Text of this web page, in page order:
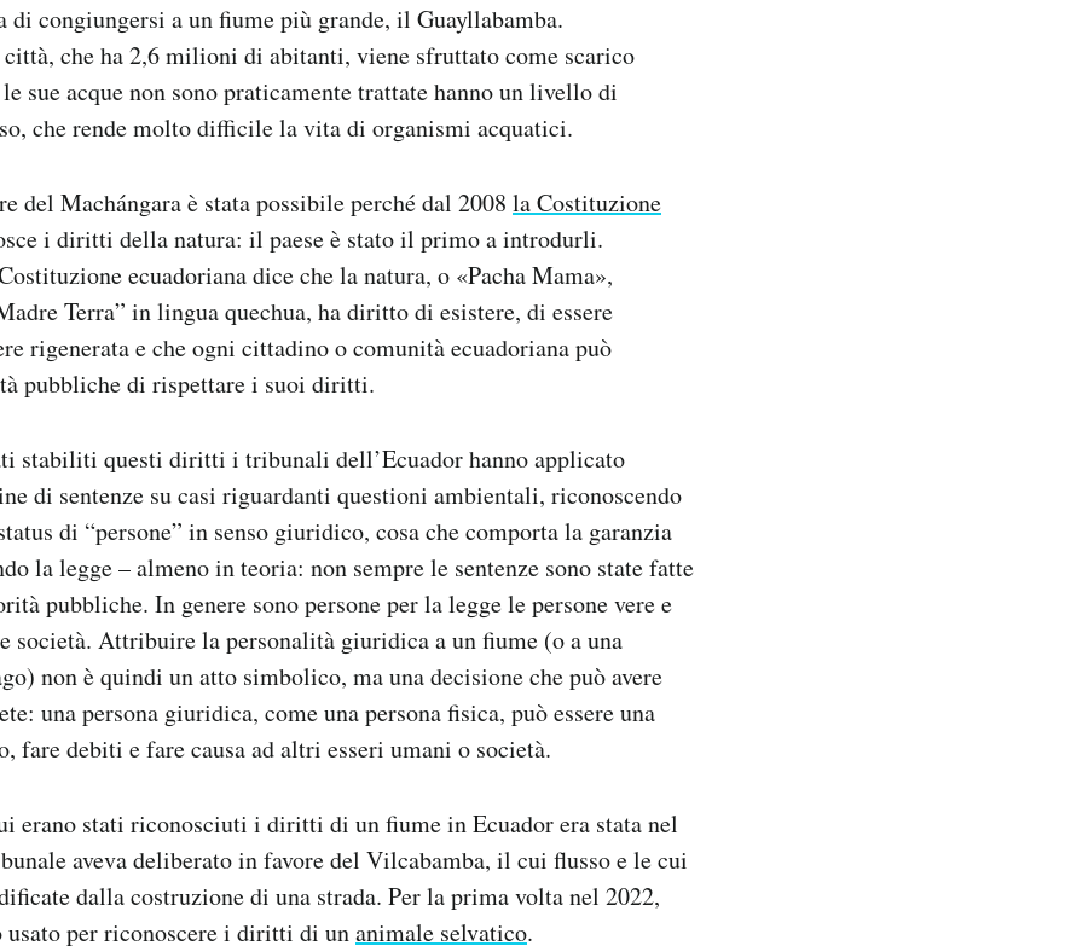
congiungersi a un fiume più grande, il Guayllabamba.
città, che ha 2,6 milioni di abitanti, viene sfruttato come scarico
sue acque non sono praticamente trattate hanno un livello di
che rende molto difficile la vita di organismi acquatici.
del Machángara è stata possibile perché dal 2008 la Costituzione
i diritti della natura: il paese è stato il primo a introdurli.
ecuadoriana dice che la natura, o «Pacha Mama»,
Terra” in lingua quechua, ha diritto di esistere, di essere
rigenerata e che ogni cittadino o comunità ecuadoriana può
pubbliche di rispettare i suoi diritti.
stabiliti questi diritti i tribunali dell’Ecuador hanno applicato
di sentenze su casi riguardanti questioni ambientali, riconoscendo
di “persone” in senso giuridico, cosa che comporta la garanzia
la legge – almeno in teoria: non sempre le sentenze sono state fatte
pubbliche. In genere sono persone per la legge le persone vere e
società. Attribuire la personalità giuridica a un fiume (o a una
non è quindi un atto simbolico, ma una decisione che può avere
una persona giuridica, come una persona fisica, può essere una
fare debiti e fare causa ad altri esseri umani o società.
erano stati riconosciuti i diritti di un fiume in Ecuador era stata nel
aveva deliberato in favore del Vilcabamba, il cui flusso e le cui
dalla costruzione di una strada. Per la prima volta nel 2022,
usato per riconoscere i diritti di unanimale selvatico.